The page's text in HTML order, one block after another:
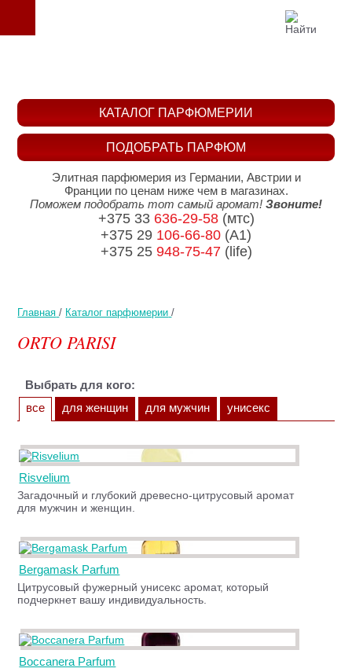
Главная / Каталог парфюмерии /
ORTO PARISI
Выбрать для кого:
все
для женщин для мужчин унисекс
Risvelium
Загадочный и глубокий древесно-цитрусовый аромат
для мужчин и женщин.
Bergamask Parfum
Цитрусовый фужерный унисекс аромат, который
подчеркнет вашу индивидуальность.
Boccanera Parfum
ПОДОБРАТЬ ПАРФЮМ
КАТАЛОГ ПАРФЮМЕРИИ
Элитная парфюмерия из Германии, Австрии и
Франции по ценам ниже чем в магазинах.
Поможем подобрать тот самый аромат! Звоните!
+375 33 636-29-58(мтс)
+375 29 106-66-80 (A1)
+375 25 948-75-47(life)